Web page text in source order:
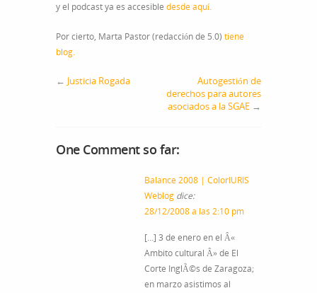
y el podcast ya es accesible desde aquí.
Por cierto, Marta Pastor (redacción de 5.0) tiene
blog.
← Justicia Rogada
Autogestión de
derechos para autores
asociados a la SGAE →
One Comment so far:
Balance 2008 | ColorIURIS
Weblog dice:
28/12/2008 a las 2:10 pm
[…] 3 de enero en el Â«
Ambito cultural Â» de El
Corte InglÃ©s de Zaragoza;
en marzo asistimos al